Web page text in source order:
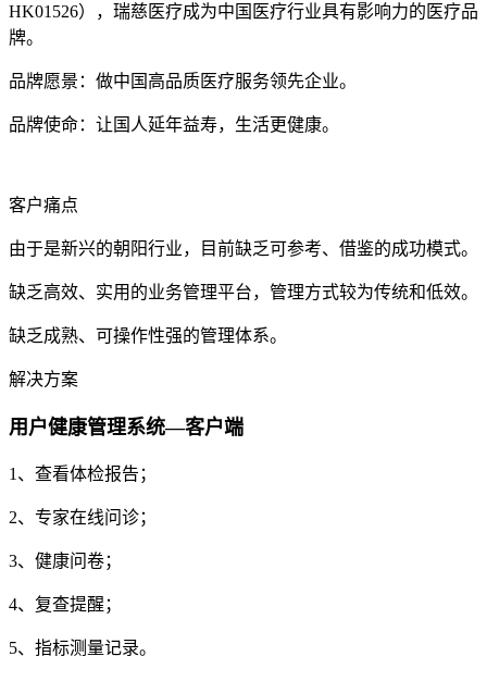
HK01526），瑞慈医疗成为中国医疗行业具有影响力的医疗品
牌。
品牌愿景：做中国高品质医疗服务领先企业。
品牌使命：让国人延年益寿，生活更健康。
客户痛点
由于是新兴的朝阳行业，目前缺乏可参考、借鉴的成功模式。
缺乏高效、实用的业务管理平台，管理方式较为传统和低效。
缺乏成熟、可操作性强的管理体系。
解决方案
用户健康管理系统—客户端
1、查看体检报告；
2、专家在线问诊；
3、健康问卷；
4、复查提醒；
5、指标测量记录。